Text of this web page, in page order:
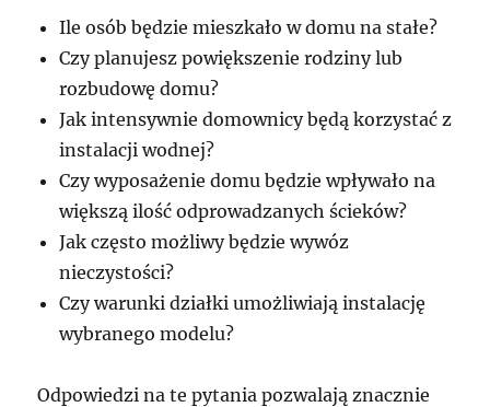
Ile osób będzie mieszkało w domu na stałe?
Czy planujesz powiększenie rodziny lub
rozbudowę domu?
Jak intensywnie domownicy będą korzystać z
instalacji wodnej?
Czy wyposażenie domu będzie wpływało na
większą ilość odprowadzanych ścieków?
Jak często możliwy będzie wywóz
nieczystości?
Czy warunki działki umożliwiają instalację
wybranego modelu?
Odpowiedzi na te pytania pozwalają znacznie